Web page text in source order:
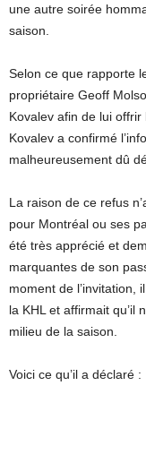
une autre soirée
saison.
Selon ce que rapporte
propriétaire Geoff
Kovalev afin de lui
Kovalev a confirmé
malheureusement dû
La raison de ce refus
pour Montréal ou ses
été très apprécié et
marquantes de son
moment de l’invitation,
la KHL et affirmait qu’il
milieu de la saison.
Voici ce qu’il a déclaré :